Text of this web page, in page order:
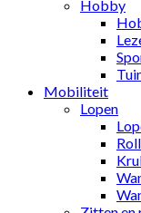
Hobby
Mobiliteit
Lopen